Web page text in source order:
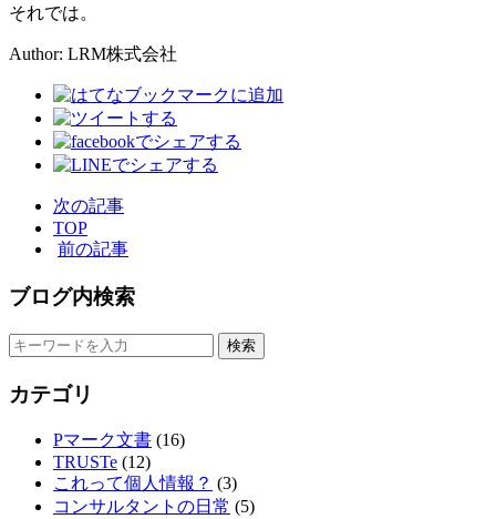
それでは。
Author: LRM株式会社
次の記事
TOP
前の記事
ブログ内検索
カテゴリ
Pマーク文書 (16)
TRUSTe (12)
これって個人情報？ (3)
コンサルタントの日常 (5)